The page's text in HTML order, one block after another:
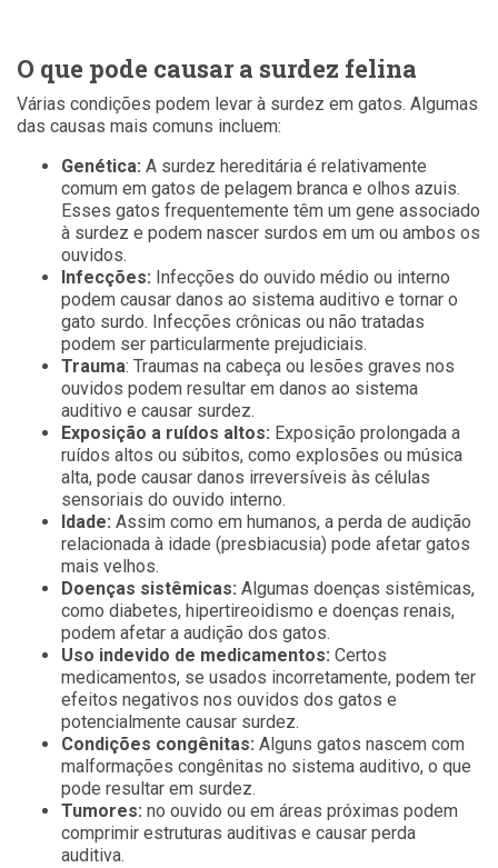
O que pode causar a surdez felina
Várias condições podem levar à surdez em gatos. Algumas
das causas mais comuns incluem:
Genética: A surdez hereditária é relativamente
comum em gatos de pelagem branca e olhos azuis.
Esses gatos frequentemente têm um gene associado
à surdez e podem nascer surdos em um ou ambos os
ouvidos.
Infecções: Infecções do ouvido médio ou interno
podem causar danos ao sistema auditivo e tornar o
gato surdo. Infecções crônicas ou não tratadas
podem ser particularmente prejudiciais.
Trauma: Traumas na cabeça ou lesões graves nos
ouvidos podem resultar em danos ao sistema
auditivo e causar surdez.
Exposição a ruídos altos: Exposição prolongada a
ruídos altos ou súbitos, como explosões ou música
alta, pode causar danos irreversíveis às células
sensoriais do ouvido interno.
Idade: Assim como em humanos, a perda de audição
relacionada à idade (presbiacusia) pode afetar gatos
mais velhos.
Doenças sistêmicas: Algumas doenças sistêmicas,
como diabetes, hipertireoidismo e doenças renais,
podem afetar a audição dos gatos.
Uso indevido de medicamentos: Certos
medicamentos, se usados incorretamente, podem ter
efeitos negativos nos ouvidos dos gatos e
potencialmente causar surdez.
Condições congênitas: Alguns gatos nascem com
malformações congênitas no sistema auditivo, o que
pode resultar em surdez.
Tumores: no ouvido ou em áreas próximas podem
comprimir estruturas auditivas e causar perda
auditiva.